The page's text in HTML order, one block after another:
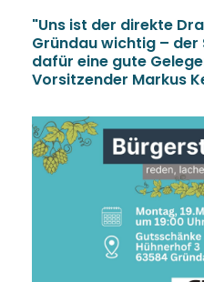
"Uns ist der direkte
Gründau wichtig –
dafür eine gute
Vorsitzender Markus